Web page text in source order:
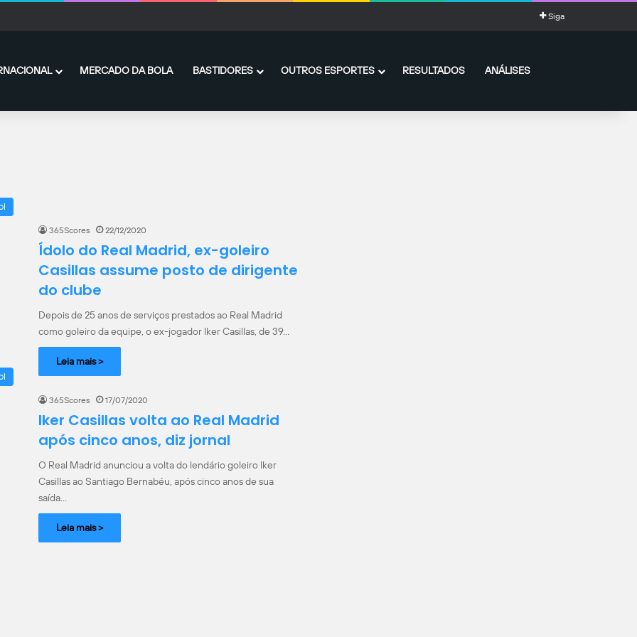
Siga
MERCADO DA BOLA BASTIDORES OUTROS ESPORTES RESULTADOS ANÁLISES
365Scores 22/12/2020
Ídolo do Real Madrid, ex-goleiro
Casillas assume posto de dirigente
do clube
Depois de 25 anos de serviços prestados ao Real Madrid
como goleiro da equipe, o ex-jogador Iker Casillas, de 39…
Leia mais >
365Scores 17/07/2020
Iker Casillas volta ao Real Madrid
após cinco anos, diz jornal
O Real Madrid anunciou a volta do lendário goleiro Iker
Casillas ao Santiago Bernabéu, após cinco anos de sua
saída…
Leia mais >